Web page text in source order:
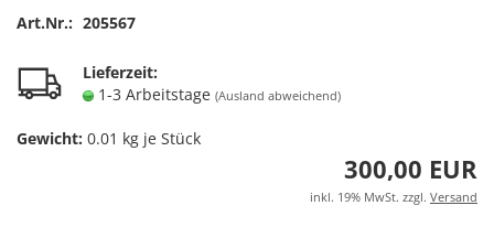
Art.Nr.: 205567
Lieferzeit:
1-3 Arbeitstage (Ausland abweichend)
Gewicht: 0.01 kg je Stück
300,00 EUR
inkl. 19% MwSt. zzgl. Versand